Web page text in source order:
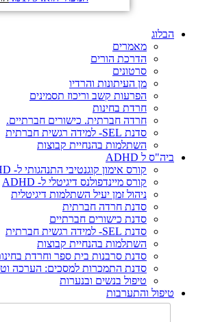
הבלוג
מאמרים
הדרכת הורים
סרטונים
מן העיתונות והרדיו
הפרעות קשב וריכוז תסמינים
חרדת בחינות
חרדה חברתית. כישורים חברתיים.
סדנת SEL- למידה רגשית חברתית
השתלמות בהנחיית קבוצות
ביה"ס ל ADHD
קורס אימון קוגנטיבי התנהגותי ל- ADHD
קורס מיינדפולנס דיגיטלי ל- ADHD
ניהול זמן יעיל השתלמות דיגיטלית
סדנת חרדה חברתית
סדנת כישורים חברתיים
סדנת SEL- למידה רגשית חברתית
השתלמות בהנחיית קבוצות
סדנת סרבנות בית ספר וחרדת
סדנת התמכרות למסכים: הערכה
טיפול בנשים ובנערות
טיפול והתערבות